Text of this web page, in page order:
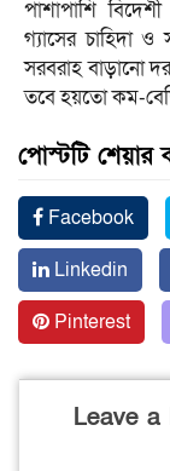
পাশাপাশি
গ্যাসের চাহিদা
সরবরাহ বাড়ানো
তবে হয়তো কম-
পোস্টটি
Facebook
Linkedin
Pinterest
Leave a